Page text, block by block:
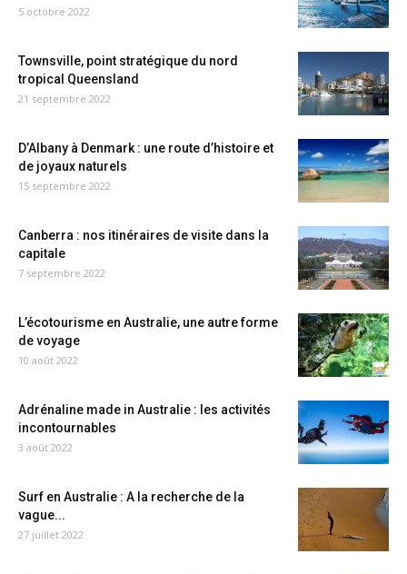
5 octobre 2022
Townsville, point stratégique du nord
tropical Queensland
21 septembre 2022
D’Albany à Denmark : une route d’histoire et
de joyaux naturels
15 septembre 2022
Canberra : nos itinéraires de visite dans la
capitale
7 septembre 2022
L’écotourisme en Australie, une autre forme
de voyage
10 août 2022
Adrénaline made in Australie : les activités
incontournables
3 août 2022
Surf en Australie : A la recherche de la
vague...
27 juillet 2022